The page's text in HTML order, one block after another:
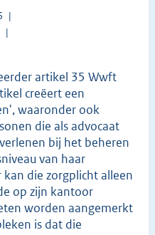
artikel 35 Wwft
creëert een
waaronder ook
die als advocaat
bij het beheren
van haar
die zorgplicht alleen
op zijn kantoor
worden aangemerkt
is dat die